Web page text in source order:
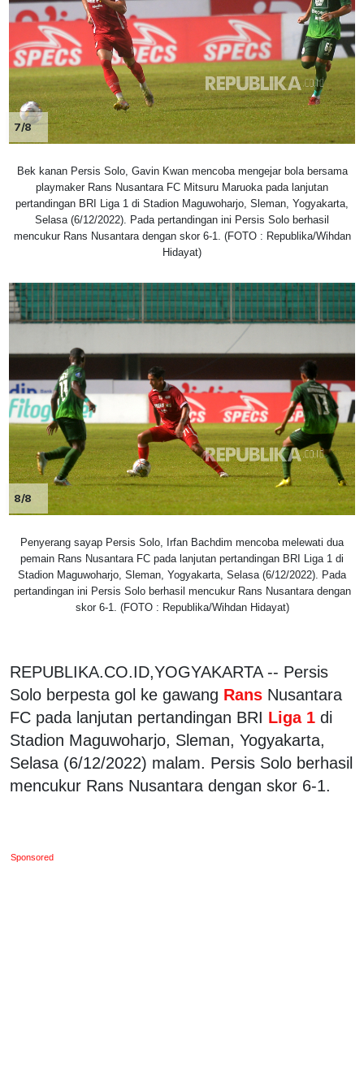
7/8
Bek kanan Persis Solo, Gavin Kwan mencoba mengejar bola bersama
playmaker Rans Nusantara FC Mitsuru Maruoka pada lanjutan
pertandingan BRI Liga 1 di Stadion Maguwoharjo, Sleman, Yogyakarta,
Selasa (6/12/2022). Pada pertandingan ini Persis Solo berhasil
mencukur Rans Nusantara dengan skor 6-1. (FOTO : Republika/Wihdan
Hidayat)
8/8
Penyerang sayap Persis Solo, Irfan Bachdim mencoba melewati dua
pemain Rans Nusantara FC pada lanjutan pertandingan BRI Liga 1 di
Stadion Maguwoharjo, Sleman, Yogyakarta, Selasa (6/12/2022). Pada
pertandingan ini Persis Solo berhasil mencukur Rans Nusantara dengan
skor 6-1. (FOTO : Republika/Wihdan Hidayat)
REPUBLIKA.CO.ID,YOGYAKARTA -- Persis
Solo berpesta gol ke gawang Rans Nusantara
FC pada lanjutan pertandingan BRI Liga 1 di
Stadion Maguwoharjo, Sleman, Yogyakarta,
Selasa (6/12/2022) malam. Persis Solo berhasil
mencukur Rans Nusantara dengan skor 6-1.
Sponsored